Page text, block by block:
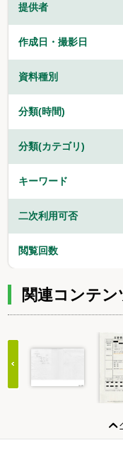
提供者
作成日・撮影日
資料種別
分類(時間)
分類(カテゴリ)
キーワード
二次利用可否
閲覧回数
関連コンテン
20